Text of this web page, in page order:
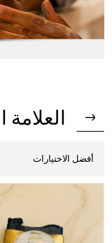
العلامة